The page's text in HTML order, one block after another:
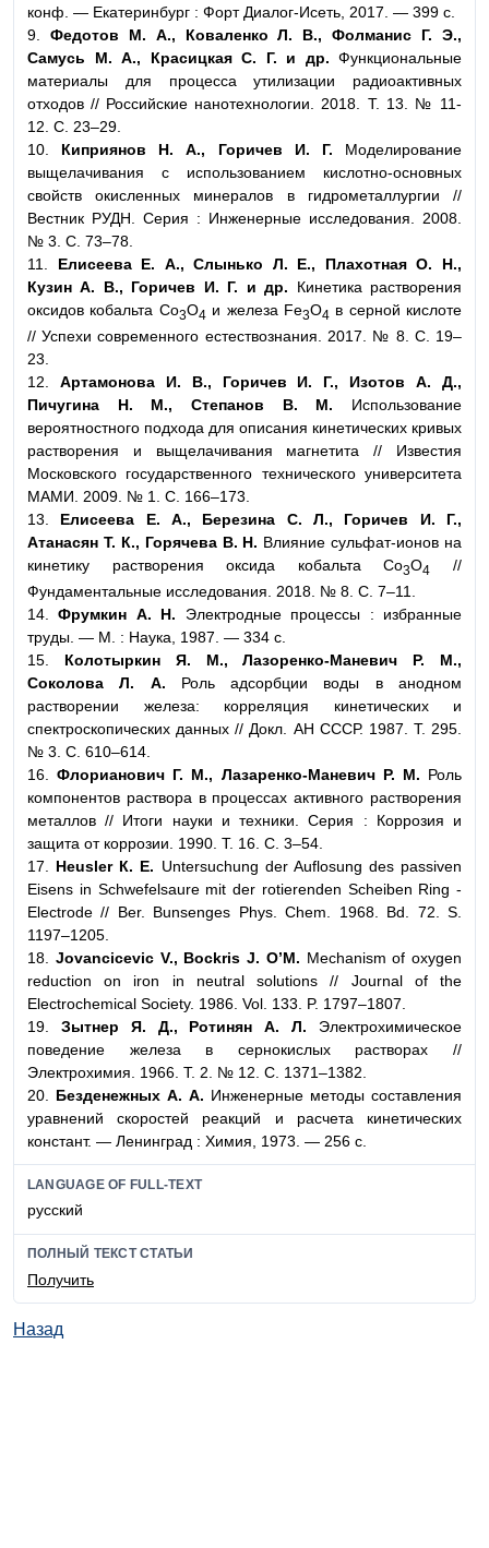
конф. — Екатеринбург : Форт Диалог-Исеть, 2017. — 399 с.
9. Федотов М. А., Коваленко Л. В., Фолманис Г. Э.,
Самусь М. А., Красицкая С. Г. и др. Функциональные
материалы для процесса утилизации радиоактивных
отходов // Российские нанотехнологии. 2018. Т. 13. № 11-
12. С. 23–29.
10. Киприянов Н. А., Горичев И. Г. Моделирование
выщелачивания с использованием кислотно-основных
свойств окисленных минералов в гидрометаллургии //
Вестник РУДН. Серия : Инженерные исследования. 2008.
№ 3. С. 73–78.
11.
Елисеева Е. А., Слынько Л. Е., Плахотная О. Н.,
Кузин А. В., Горичев И. Г. и др. Кинетика растворения
оксидов кобальта Co3O4 и железа Fe3O4 в серной кислоте
// Успехи современного естествознания. 2017. № 8. С. 19–
23.
12. Артамонова И. В., Горичев И. Г., Изотов А. Д.,
Пичугина Н. М., Степанов В. М. Использование
вероятностного подхода для описания кинетических кривых
растворения и выщелачивания магнетита // Известия
Московского государственного технического университета
МАМИ. 2009. № 1. С. 166–173.
13.
Елисеева Е. А., Березина С. Л., Горичев И. Г.,
Атанасян Т. К., Горячева В. Н. Влияние сульфат-ионов на
кинетику растворения оксида кобальта Со3О4
//
Фундаментальные исследования. 2018. № 8. С. 7–11.
14.Фрумкин А. Н. Электродные процессы : избранные
труды. — М. : Наука, 1987. — 334 с.
15. Колотыркин Я. М., Лазоренко-Маневич P. M.,
Соколова Л. А. Роль адсорбции воды в анодном
растворении железа: корреляция кинетических и
спектроскопических данных // Докл. АН СССР. 1987. Т. 295.
№ 3. С. 610–614.
16.Флорианович Г. М., Лазаренко-Маневич Р. М. Роль
компонентов раствора в процессах активного растворения
металлов // Итоги науки и техники. Серия : Коррозия и
защита от коррозии. 1990. Т. 16. С. 3–54.
17.
Heusler К. Е. Untersuchung der Auflosung des passiven
Eisens in Schwefelsaure mit der rotierenden Scheiben Ring -
Electrode // Ber. Bunsenges Phys. Chem. 1968. Bd. 72. S.
1197–1205.
18.
Jovancicevic V., Bockris J. О’М. Mechanism of oxygen
reduction on iron in neutral solutions // Journal of the
Electrochemical Society. 1986. Vol. 133. P. 1797–1807.
19. Зытнер Я. Д., Ротинян A. Л. Электрохимическое
поведение железа в сернокислых растворах //
Электрохимия. 1966. Т. 2. № 12. С. 1371–1382.
20. Безденежных А. А. Инженерные методы составления
уравнений скоростей реакций и расчета кинетических
констант. — Ленинград : Химия, 1973. — 256 с.
LANGUAGE OF FULL-TEXT
русский
ПОЛНЫЙ ТЕКСТ СТАТЬИ
Получить
Назад